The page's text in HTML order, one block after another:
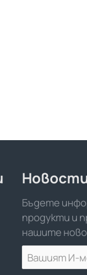
Бъдете
продукти и
нашите
Вашият
И-